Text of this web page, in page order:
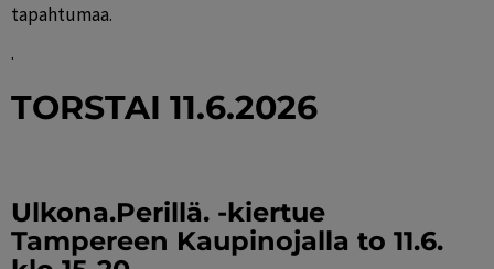
tapahtumaa.
.
TORSTAI 11.6.2026
Ulkona.Perillä. -kiertue
Tampereen Kaupinojalla to 11.6.